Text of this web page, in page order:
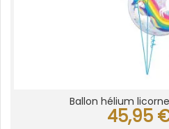
Ballon hélium
45,95